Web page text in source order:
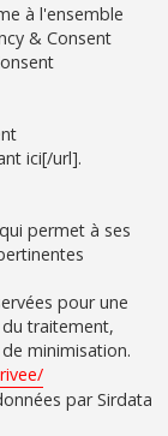
à l'ensemble
& Consent
ici[/url].
permet à ses
pour une
traitement,
minimisation.
par Sirdata